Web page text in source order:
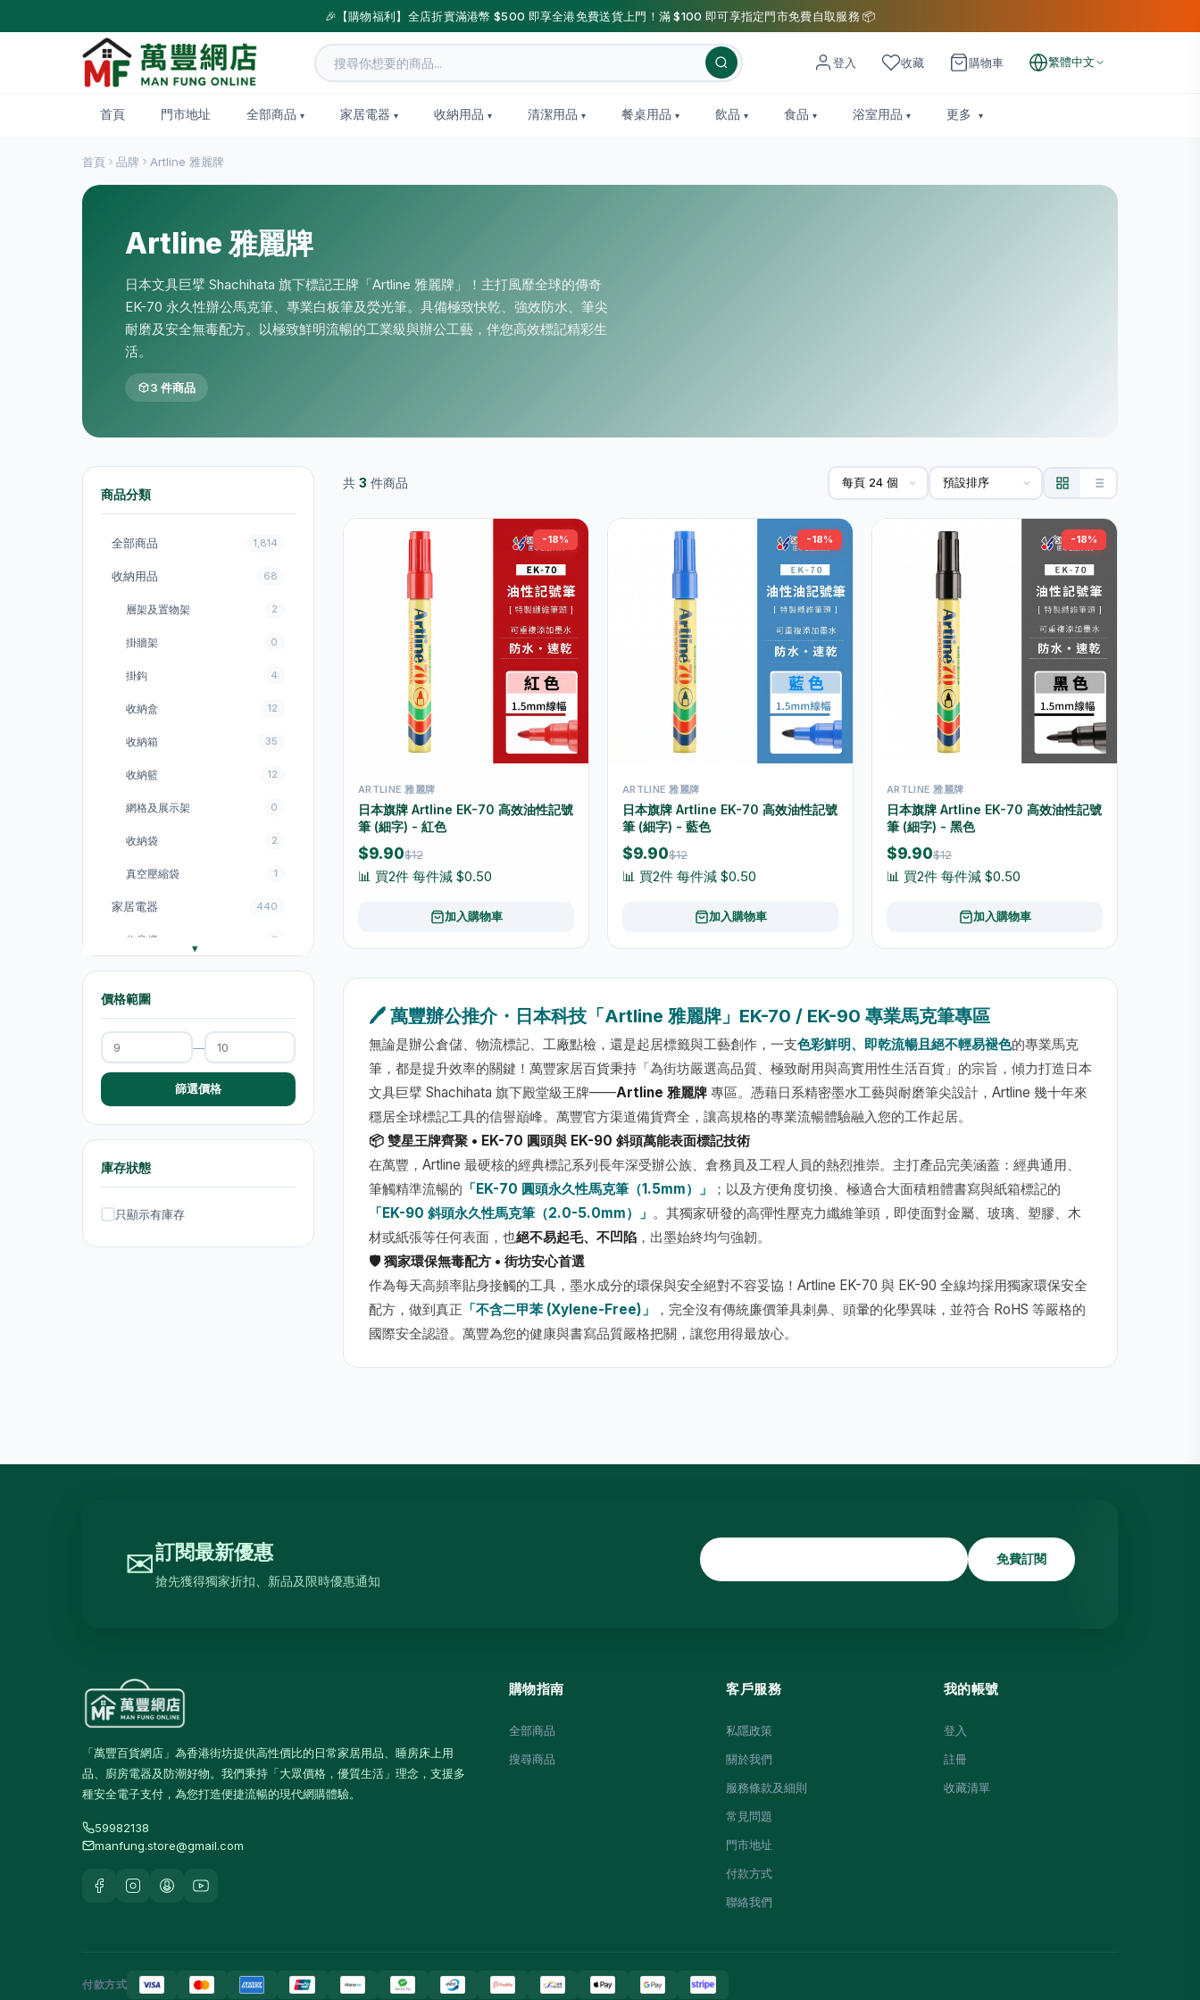
🎉【購物福利】全店折實滿港幣 $500 即享全港免費送貨上門！滿 $100 即可享指定門市免費自取服務 📦
登入 收藏 購物車 繁體中文
首頁 門市地址 全部商品 家居電器 收納用品 清潔用品 餐桌用品 飲品 食品 浴室用品 更多
首頁 品牌 Artline 雅麗牌
Artline 雅麗牌
日本文具巨擘 Shachihata 旗下標記王牌「Artline 雅麗牌」！主打風靡全球的傳奇
EK-70 永久性辦公馬克筆、專業白板筆及熒光筆。具備極致快乾、強效防水、筆尖
耐磨及安全無毒配方。以極致鮮明流暢的工業級與辦公工藝，伴您高效標記精彩生
活。
3 件商品
商品分類
全部商品 1,814
收納用品 68
層架及置物架 2
掛牆架 0
掛鈎 4
收納盒 12
收納箱 35
收納籃 12
網格及展示架 0
收納袋 2
真空壓縮袋 1
家居電器 440
收音機 3
電飯煲 18
風扇
電煮鍋及煮食鍋 35
電熱水壺 19
電熱水壺
電煮鍋及煮食鍋
飲品 120
茶類飲品
高蛋白及營養飲品
食品
佐飯配料
即食麵 18
零食糖果
餐桌用品
餐具及食具
價格範圍
—
篩選價格
庫存狀態
只顯示有庫存
共 3 件商品
-18%
ARTLINE 雅麗牌
日本旗牌 Artline EK-70 高效油性記號
筆 (細字) - 紅色
$9.90$12
📊 買2件 每件減 $0.50
加入購物車
-18%
ARTLINE 雅麗牌
日本旗牌 Artline EK-70 高效油性記號
筆 (細字) - 藍色
$9.90$12
📊 買2件 每件減 $0.50
加入購物車
-18%
ARTLINE 雅麗牌
日本旗牌 Artline EK-70 高效油性記號
筆 (細字) - 黑色
$9.90$12
📊 買2件 每件減 $0.50
加入購物車
🖊️ 萬豐辦公推介・日本科技「Artline 雅麗牌」EK-70 / EK-90 專業馬克筆專區
無論是辦公倉儲、物流標記、工廠點檢，還是起居標籤與工藝創作，一支色彩鮮明、即乾流暢且絕不輕易褪色的專業馬克
筆，都是提升效率的關鍵！萬豐家居百貨秉持「為街坊嚴選高品質、極致耐用與高實用性生活百貨」的宗旨，傾力打造日本
文具巨擘 Shachihata 旗下殿堂級王牌——Artline 雅麗牌 專區。憑藉日系精密墨水工藝與耐磨筆尖設計，Artline 幾十年來
穩居全球標記工具的信譽巔峰。萬豐官方渠道備貨齊全，讓高規格的專業流暢體驗融入您的工作起居。
📦 雙星王牌齊聚 • EK-70 圓頭與 EK-90 斜頭萬能表面標記技術
在萬豐，Artline 最硬核的經典標記系列長年深受辦公族、倉務員及工程人員的熱烈推崇。主打產品完美涵蓋：經典通用、
筆觸精準流暢的 「EK-70 圓頭永久性馬克筆（1.5mm）」
；以及方便角度切換、極適合大面積粗體書寫與紙箱標記的
「EK-90 斜頭永久性馬克筆（2.0-5.0mm）」 。其獨家研發的高彈性壓克力纖維筆頭，即使面對金屬、玻璃、塑膠、木
材或紙張等任何表面，也絕不易起毛、不凹陷 ，出墨始終均勻強韌。
🛡️ 獨家環保無毒配方 • 街坊安心首選
作為每天高頻率貼身接觸的工具，墨水成分的環保與安全絕對不容妥協！Artline EK-70 與 EK-90 全線均採用獨家環保安全
配方，做到真正 「不含二甲苯 (Xylene-Free)」
，完全沒有傳統廉價筆具刺鼻、頭暈的化學異味，並符合 RoHS 等嚴格的
國際安全認證。萬豐為您的健康與書寫品質嚴格把關，讓您用得最放心。
✉訂閱最新優惠
搶先獲得獨家折扣、新品及限時優惠通知
免費訂閱
「萬豐百貨網店」為香港街坊提供高性價比的日常家居用品、睡房床上用
品、廚房電器及防潮好物。我們秉持「大眾價格，優質生活」理念，支援多
種安全電子支付，為您打造便捷流暢的現代網購體驗。
59982138
manfung.store@gmail.com
購物指南
全部商品
搜尋商品
客戶服務
私隱政策
關於我們
服務條款及細則
常見問題
門市地址
付款方式
聯絡我們
我的帳號
登入
註冊
收藏清單
付款方式